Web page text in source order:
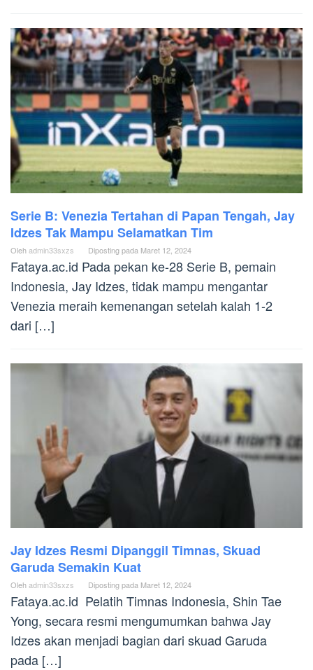
Serie B: Venezia Tertahan di Papan Tengah, Jay
Idzes Tak Mampu Selamatkan Tim
Olehadmin33sxzs Diposting pada Maret 12, 2024
Fataya.ac.id Pada pekan ke-28 Serie B, pemain
Indonesia, Jay Idzes, tidak mampu mengantar
Venezia meraih kemenangan setelah kalah 1-2
dari […]
Jay Idzes Resmi Dipanggil Timnas, Skuad
Garuda Semakin Kuat
Olehadmin33sxzs Diposting pada Maret 12, 2024
Fataya.ac.id Pelatih Timnas Indonesia, Shin Tae
Yong, secara resmi mengumumkan bahwa Jay
Idzes akan menjadi bagian dari skuad Garuda
pada […]